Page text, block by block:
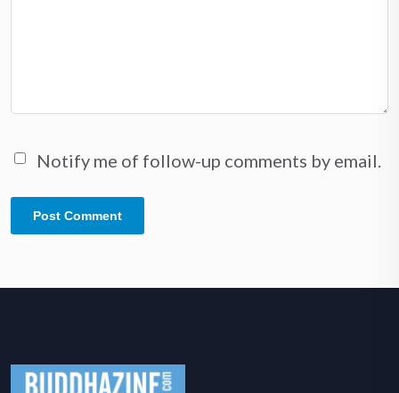
Notify me of follow-up comments by email.